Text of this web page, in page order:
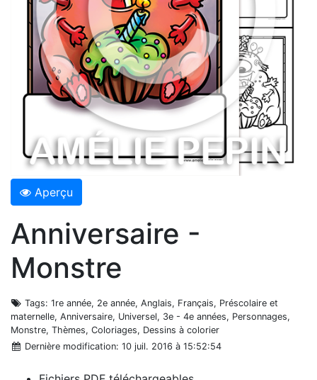
Aperçu
Anniversaire -
Monstre
Tags: 1re année, 2e année, Anglais, Français, Préscolaire et
maternelle, Anniversaire, Universel, 3e - 4e années, Personnages,
Monstre, Thèmes, Coloriages, Dessins à colorier
Dernière modification: 10 juil. 2016 à 15:52:54